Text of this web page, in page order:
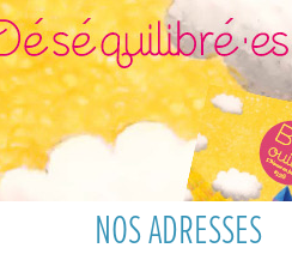
NOS ADRESSES